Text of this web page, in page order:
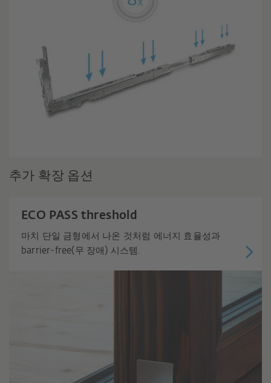
추가 확장 옵션
ECO PASS threshold
마치 단일 금형에서 나온 것처럼 에너지 효율성과
barrier-free(무 장애) 시스템.